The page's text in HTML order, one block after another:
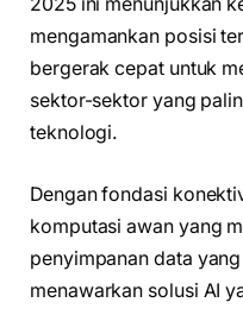
mengamankan posisi
bergerak cepat untuk
sektor-sektor yang
teknologi.
Dengan fondasi
komputasi awan yang
penyimpanan data
menawarkan solusi AI